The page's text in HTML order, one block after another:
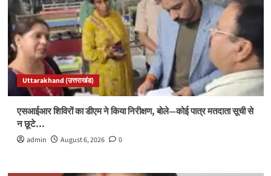
Uttarakhand (उत्तराखंड)
एसआईआर शिविरों का डीएम ने किया निरीक्षण, बोले—कोई पात्र मतदाता सूची से
न छूटे…
admin August 6, 2026 0